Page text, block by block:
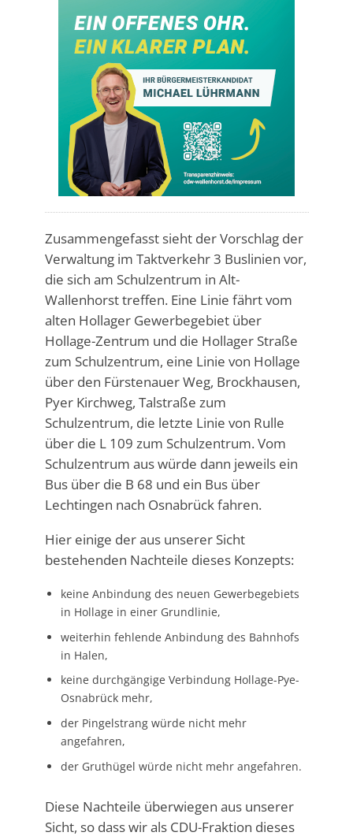
Zusammengefasst sieht der Vorschlag der
Verwaltung im Taktverkehr 3 Buslinien vor,
die sich am Schulzentrum in Alt-
Wallenhorst treffen. Eine Linie fährt vom
alten Hollager Gewerbegebiet über
Hollage-Zentrum und die Hollager Straße
zum Schulzentrum, eine Linie von Hollage
über den Fürstenauer Weg, Brockhausen,
Pyer Kirchweg, Talstraße zum
Schulzentrum, die letzte Linie von Rulle
über die L 109 zum Schulzentrum. Vom
Schulzentrum aus würde dann jeweils ein
Bus über die B 68 und ein Bus über
Lechtingen nach Osnabrück fahren.
Hier einige der aus unserer Sicht
bestehenden Nachteile dieses Konzepts:
keine Anbindung des neuen Gewerbegebiets
in Hollage in einer Grundlinie,
weiterhin fehlende Anbindung des Bahnhofs
in Halen,
keine durchgängige Verbindung Hollage-Pye-
Osnabrück mehr,
der Pingelstrang würde nicht mehr
angefahren,
der Gruthügel würde nicht mehr angefahren.
Diese Nachteile überwiegen aus unserer
Sicht, so dass wir als CDU-Fraktion dieses